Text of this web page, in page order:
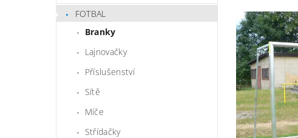
FOTBAL
Branky
Lajnovačky
Příslušenství
Sítě
Míče
Střídačky